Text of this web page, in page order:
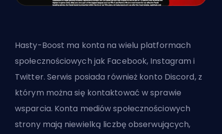
Hasty-Boost ma konta na wielu platformach
społecznościowych jak Facebook, Instagram i
Twitter. Serwis posiada również konto Discord, z
którym można się kontaktować w sprawie
wsparcia. Konta mediów społecznościowych
strony mają niewielką liczbę obserwujących,